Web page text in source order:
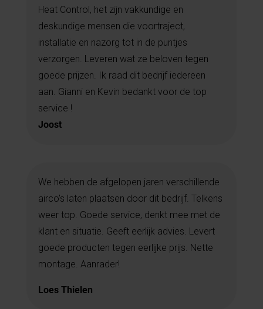
Heat Control, het zijn vakkundige en
deskundige mensen die voortraject,
installatie en nazorg tot in de puntjes
verzorgen. Leveren wat ze beloven tegen
goede prijzen. Ik raad dit bedrijf iedereen
aan. Gianni en Kevin bedankt voor de top
service !
Joost
We hebben de afgelopen jaren verschillende
airco's laten plaatsen door dit bedrijf. Telkens
weer top. Goede service, denkt mee met de
klant en situatie. Geeft eerlijk advies. Levert
goede producten tegen eerlijke prijs. Nette
montage. Aanrader!
Loes Thielen